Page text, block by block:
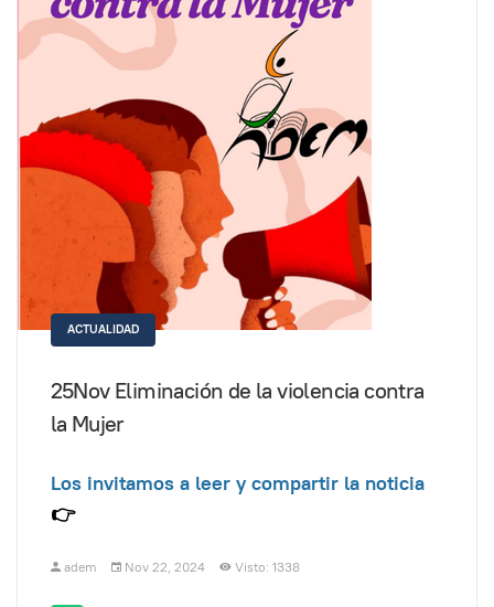
ACTUALIDAD
25Nov Eliminación de la violencia contra
la Mujer
Los invitamos a leer y compartir la noticia
👉
adem Nov 22, 2024 Visto: 1338